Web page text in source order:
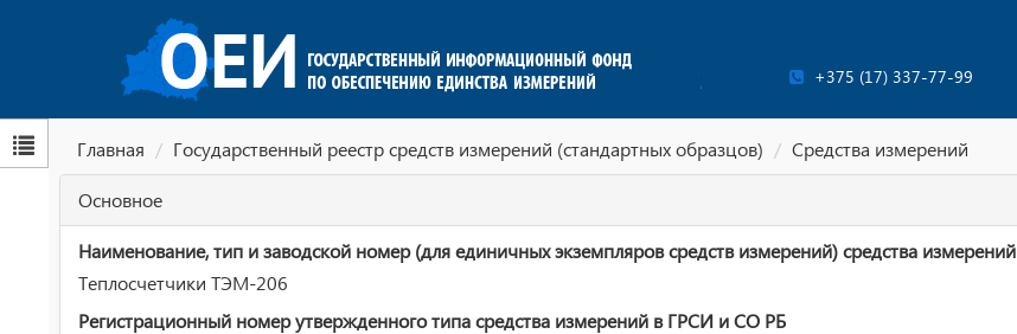
+375 (17) 337-77-99
Главная Государственный реестр средств измерений (стандартных образцов) Средства измерений
Основное
Наименование, тип и заводской номер (для единичных экземпляров средств измерений) средства измерений
Теплосчетчики ТЭМ-206
Регистрационный номер утвержденного типа средства измерений в ГРСИ и СО РБ